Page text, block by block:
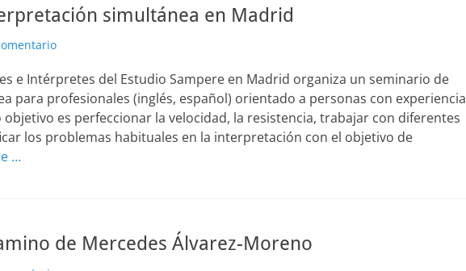
simultánea en Madrid
e Intérpretes del Estudio Sampere en Madrid organiza un seminario de
para profesionales (inglés, español) orientado a personas con experiencia
es perfeccionar la velocidad, la resistencia, trabajar con diferentes
los problemas habituales en la interpretación con el objetivo de
…
de Mercedes Álvarez-Moreno